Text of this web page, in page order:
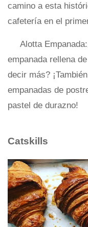
camino a esta
cafetería en el
Alotta
empanada rellena
decir más?
empanadas de
pastel de durazno!
Catskills